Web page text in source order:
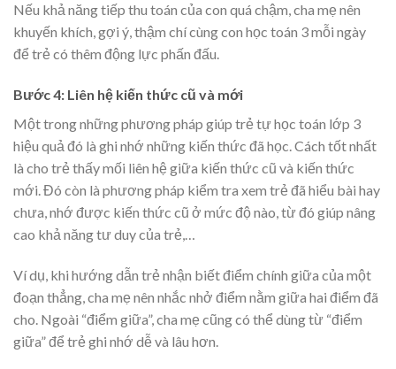
Nếu khả năng tiếp thu toán của con quá chậm, cha mẹ nên
khuyến khích, gợi ý, thậm chí cùng con học toán 3 mỗi ngày
để trẻ có thêm động lực phấn đấu.
Bước 4: Liên hệ kiến thức cũ và mới
Một trong những phương pháp giúp trẻ tự học toán lớp 3
hiệu quả đó là ghi nhớ những kiến thức đã học. Cách tốt nhất
là cho trẻ thấy mối liên hệ giữa kiến thức cũ và kiến thức
mới. Đó còn là phương pháp kiểm tra xem trẻ đã hiểu bài hay
chưa, nhớ được kiến thức cũ ở mức độ nào, từ đó giúp nâng
cao khả năng tư duy của trẻ,…
Ví dụ, khi hướng dẫn trẻ nhận biết điểm chính giữa của một
đoạn thẳng, cha mẹ nên nhắc nhở điểm nằm giữa hai điểm đã
cho. Ngoài “điểm giữa”, cha mẹ cũng có thể dùng từ “điểm
giữa” để trẻ ghi nhớ dễ và lâu hơn.